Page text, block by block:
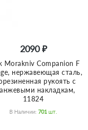
2090 ₽
Morakniv Companion F
нержавеющая сталь,
рукоять с
накладкам,
11824
В Наличии: 701 Шт.